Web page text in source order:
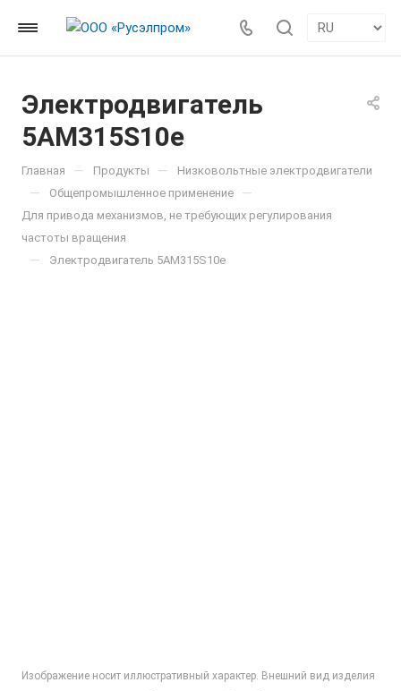
Электродвигатель
5АМ315S10е
Главная — Продукты — Низковольтные электродвигатели
— Общепромышленное применение —
Для привода механизмов, не требующих регулирования
частоты вращения
— Электродвигатель 5АМ315S10е
Изображение носит иллюстративный характер. Внешний вид изделия